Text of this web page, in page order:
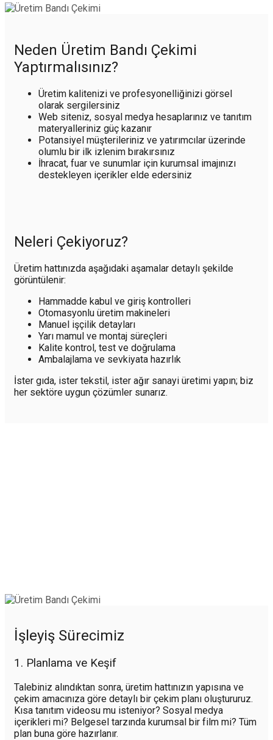
Neden Üretim Bandı Çekimi
Yaptırmalısınız?
Üretim kalitenizi ve profesyonelliğinizi görsel
olarak sergilersiniz
Web siteniz, sosyal medya hesaplarınız ve tanıtım
materyalleriniz güç kazanır
Potansiyel müşterileriniz ve yatırımcılar üzerinde
olumlu bir ilk izlenim bırakırsınız
İhracat, fuar ve sunumlar için kurumsal imajınızı
destekleyen içerikler elde edersiniz
Neleri Çekiyoruz?
Üretim hattınızda aşağıdaki aşamalar detaylı şekilde
görüntülenir:
Hammadde kabul ve giriş kontrolleri
Otomasyonlu üretim makineleri
Manuel işçilik detayları
Yarı mamul ve montaj süreçleri
Kalite kontrol, test ve doğrulama
Ambalajlama ve sevkiyata hazırlık
İster gıda, ister tekstil, ister ağır sanayi üretimi yapın; biz
her sektöre uygun çözümler sunarız.
İşleyiş Sürecimiz
1. Planlama ve Keşif
Talebiniz alındıktan sonra, üretim hattınızın yapısına ve
çekim amacınıza göre detaylı bir çekim planı oluştururuz.
Kısa tanıtım videosu mu isteniyor? Sosyal medya
içerikleri mi? Belgesel tarzında kurumsal bir film mi? Tüm
plan buna göre hazırlanır.